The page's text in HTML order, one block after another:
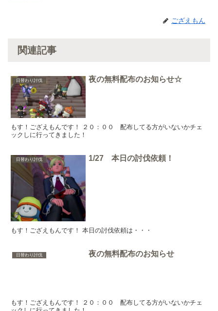
ござえもん
関連記事
日替わり討伐 夜の無料配布のお知らせ☆
もす！ござえもんです！ ２０：００ 配布してる方がいないかチェ
ックしに行ってきました！
日替わり討伐 1/27 本日の討伐依頼！
もす！ござえもんです！ 本日の討伐依頼は・・・
日替わり討伐 夜の無料配布のお知らせ
もす！ござえもんです！ ２０：００ 配布してる方がいないかチェ